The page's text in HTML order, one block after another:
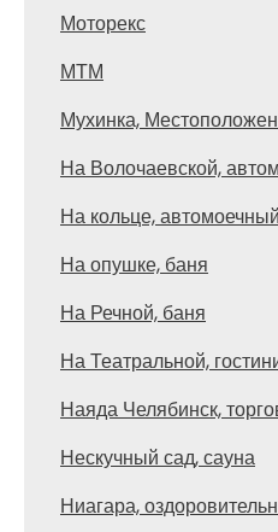
Моторекс
МТМ
Мухинка,
На Волочаевской,
На кольце,
На опушке, баня
На Речной, баня
На Театральной,
Наяда Челябинск,
Нескучный сад, сауна
Ниагара,